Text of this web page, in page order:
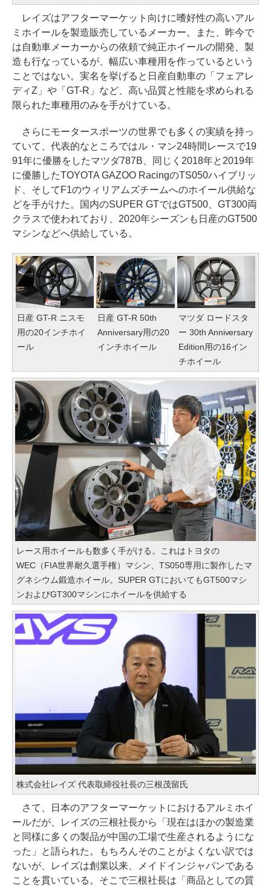
レイズはアフターマーケット向けに嗜好性の高いアル
ミホイールを製造販売しているメーカー。また、昨今で
は自動車メーカーからの依頼で純正ホイールの開発、製
造も行なっているが、幅広い車種用を作っているという
ことではない。実名を挙げると日産自動車の「フェアレ
ディZ」や「GT-R」など、高い品質と性能を求められる
限られた車種用のみを手がけている。
さらにモータースポーツの世界でも多くの実績を持っ
ていて、代表的なところではル・マン24時間レースで19
91年に優勝をしたマツダ787B、同じく2018年と2019年
に優勝したTOYOTA GAZOO RacingのTS050ハイブリッ
ド、そしてF1のウィリアムズチームへのホイール供給な
どを手がけた。国内のSUPER GTではGT500、GT300両
クラスで使われており、2020年シーズンも日産のGT500
マシンなどへ供給している。
日産 GT-R ニスモ
用の20インチホイ
ール
日産 GT-R 50th
Anniversary用の20
インチホイール
マツダ ロードスタ
ー 30th Anniversary
Edition用の16イン
チホイール
レース用ホイールも数多く手がける。これはトヨタの
WEC（FIA世界耐久選手権）マシン、TS050専用に製作したマ
グネシウム鍛造ホイール。SUPER GTにおいてもGT500マシ
ンおよびGT300マシンにホイールを供給する
株式会社レイズ 代表取締役社長の三根茂留氏
さて、日本のアフターマーケットにおけるアルミホイ
ールだが、レイズの三根社長から「現在はほかの製造業
と同様に多くの製品が中国の工場で生産されるようにな
った」と語られた。もちろんそのことがよくない訳では
ないが、レイズは創業以来、メイドインジャパンである
ことを貫いている。そこで三根社長は「商品としての質